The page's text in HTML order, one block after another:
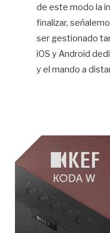
de este modo la
finalizar,
ser gestionado
iOS y Android
y el mando a